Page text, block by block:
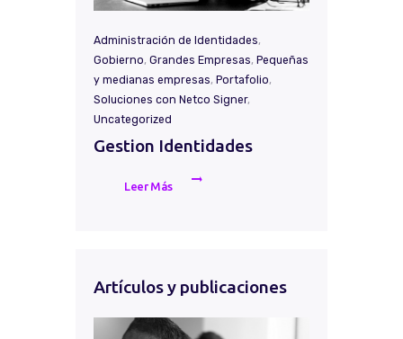
Administración de Identidades,
Gobierno, Grandes Empresas, Pequeñas
y medianas empresas, Portafolio,
Soluciones con Netco Signer,
Uncategorized
Gestion Identidades
Leer Más
Artículos y publicaciones